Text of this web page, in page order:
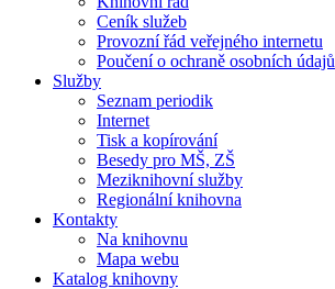
Ceník služeb
Provozní řád veřejného internetu
Poučení o ochraně osobních údajů
Služby
Seznam periodik
Internet
Tisk a kopírování
Besedy pro MŠ, ZŠ
Meziknihovní služby
Regionální knihovna
Kontakty
Na knihovnu
Mapa webu
Katalog knihovny